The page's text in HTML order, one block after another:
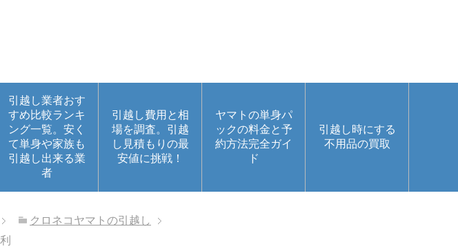
引越し業者おす
すめ比較ランキ
ング一覧。安く
て単身や家族も
引越し出来る業
者
引越し費用と相
場を調査。引越
し見積もりの最
安値に挑戦！
ヤマトの単身パ
ックの料金と予
約方法完全ガイ
ド
引越し時にする
不用品の買取
クロネコヤマトの引越し